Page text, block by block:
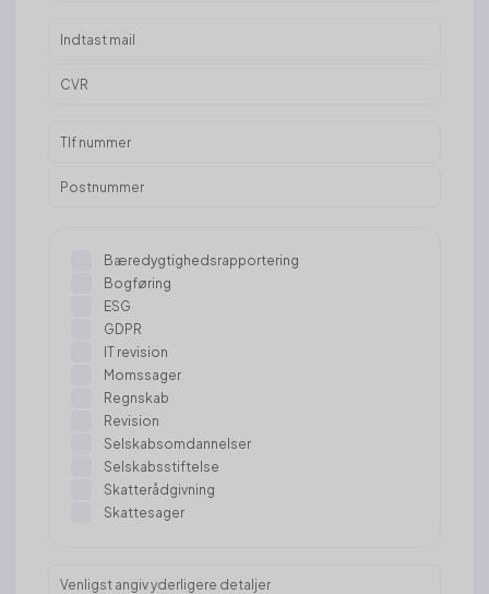
Bæredygtighedsrapportering
Bogføring
ESG
GDPR
IT revision
Momssager
Regnskab
Revision
Selskabsomdannelser
Selskabsstiftelse
Skatterådgivning
Skattesager